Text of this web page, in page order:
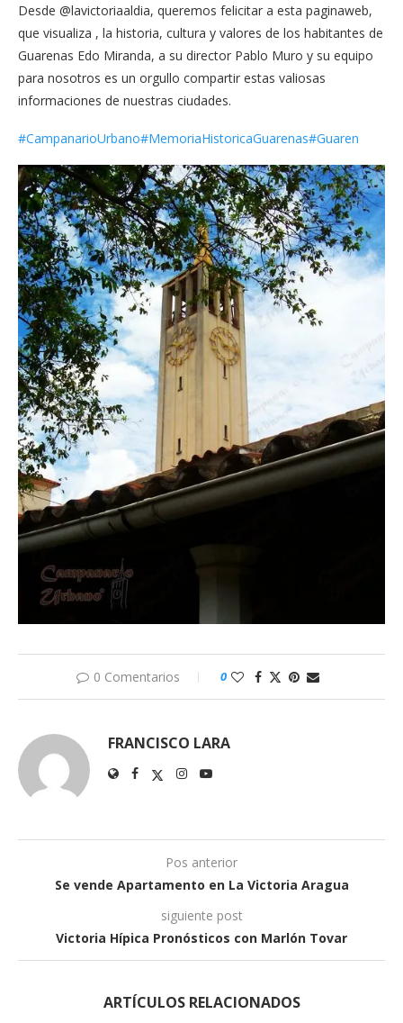
Desde @lavictoriaaldia, queremos felicitar a esta paginaweb,
que visualiza , la historia, cultura y valores de los habitantes de
Guarenas Edo Miranda, a su director Pablo Muro y su equipo
para nosotros es un orgullo compartir estas valiosas
informaciones de nuestras ciudades.
#CampanarioUrbano#MemoriaHistoricaGuarenas#Guaren
0 Comentarios 0
FRANCISCO LARA
Pos anterior
Se vende Apartamento en La Victoria Aragua
siguiente post
Victoria Hípica Pronósticos con Marlón Tovar
ARTÍCULOS RELACIONADOS